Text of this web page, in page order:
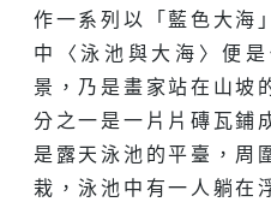
作一系列以「藍色大海
中〈泳池與大海〉便
景，乃是畫家站在山坡
分之一是一片片磚瓦鋪
是露天泳池的平臺，周
栽，泳池中有一人躺在